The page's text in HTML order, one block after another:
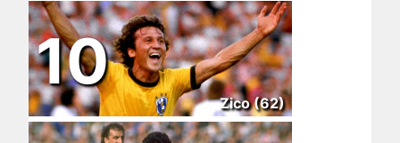
10
Zico (62)